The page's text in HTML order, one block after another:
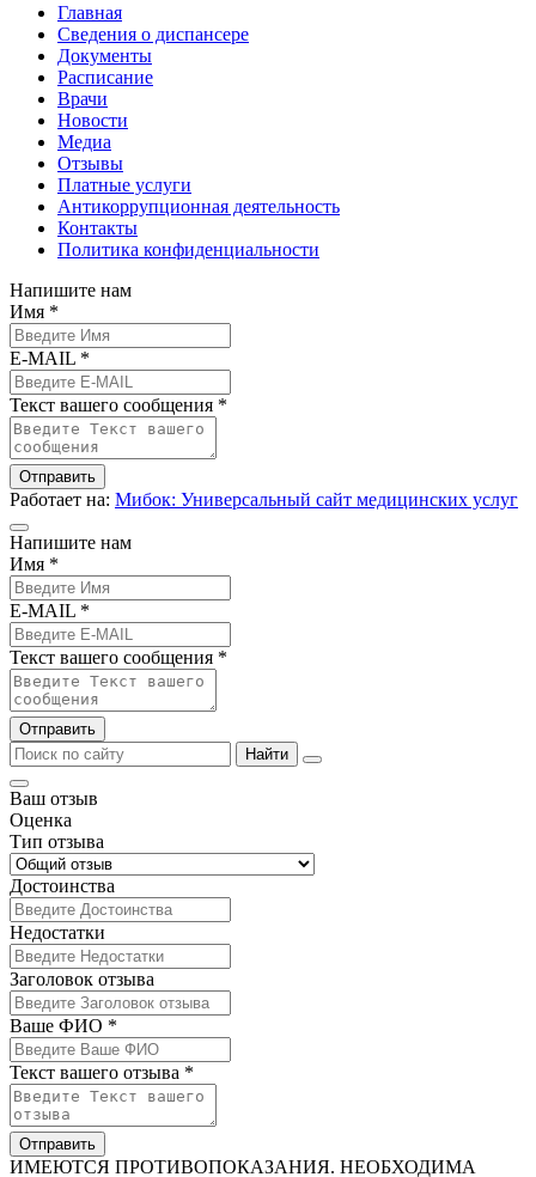
Главная
Сведения о диспансере
Документы
Расписание
Врачи
Новости
Медиа
Отзывы
Платные услуги
Антикоррупционная деятельность
Контакты
Политика конфиденциальности
Напишите нам
Имя *
E-MAIL *
Текст вашего сообщения *
Отправить
Работает на: Мибок: Универсальный сайт медицинских услуг
Напишите нам
Имя *
E-MAIL *
Текст вашего сообщения *
Отправить
Найти
Ваш отзыв
Оценка
Тип отзыва
Достоинства
Недостатки
Заголовок отзыва
Ваше ФИО *
Текст вашего отзыва *
Отправить
ИМЕЮТСЯ ПРОТИВОПОКАЗАНИЯ. НЕОБХОДИМА